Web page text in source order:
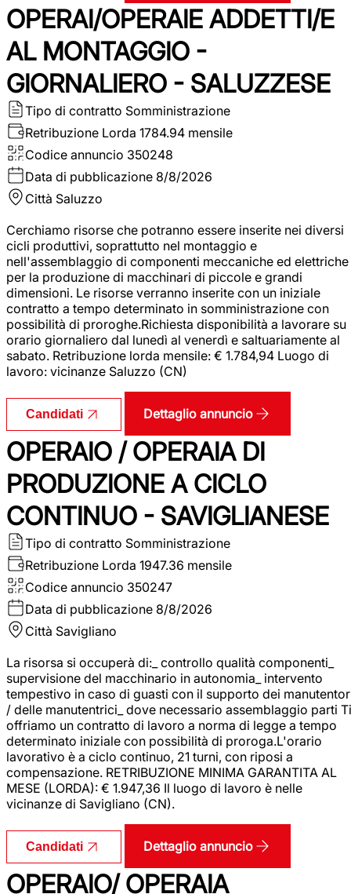
OPERAI/OPERAIE ADDETTI/E
AL MONTAGGIO -
GIORNALIERO - SALUZZESE
Tipo di contratto Somministrazione
Retribuzione Lorda 1784.94 mensile
Codice annuncio 350248
Data di pubblicazione 8/8/2026
Città Saluzzo
Cerchiamo risorse che potranno essere inserite nei diversi
cicli produttivi, soprattutto nel montaggio e
nell'assemblaggio di componenti meccaniche ed elettriche
per la produzione di macchinari di piccole e grandi
dimensioni. Le risorse verranno inserite con un iniziale
contratto a tempo determinato in somministrazione con
possibilità di proroghe.Richiesta disponibilità a lavorare su
orario giornaliero dal lunedì al venerdì e saltuariamente al
sabato. Retribuzione lorda mensile: € 1.784,94 Luogo di
lavoro: vicinanze Saluzzo (CN)
Candidati Dettaglio annuncio
OPERAIO / OPERAIA DI
PRODUZIONE A CICLO
CONTINUO - SAVIGLIANESE
Tipo di contratto Somministrazione
Retribuzione Lorda 1947.36 mensile
Codice annuncio 350247
Data di pubblicazione 8/8/2026
Città Savigliano
La risorsa si occuperà di:_ controllo qualità componenti_
supervisione del macchinario in autonomia_ intervento
tempestivo in caso di guasti con il supporto dei
/ delle manutentrici_ dove necessario assemblaggio parti Ti
offriamo un contratto di lavoro a norma di legge a tempo
determinato iniziale con possibilità di proroga.L'orario
lavorativo è a ciclo continuo, 21 turni, con riposi a
compensazione. RETRIBUZIONE MINIMA GARANTITA AL
MESE (LORDA): € 1.947,36 Il luogo di lavoro è nelle
vicinanze di Savigliano (CN).
Candidati Dettaglio annuncio
OPERAIO/ OPERAIA